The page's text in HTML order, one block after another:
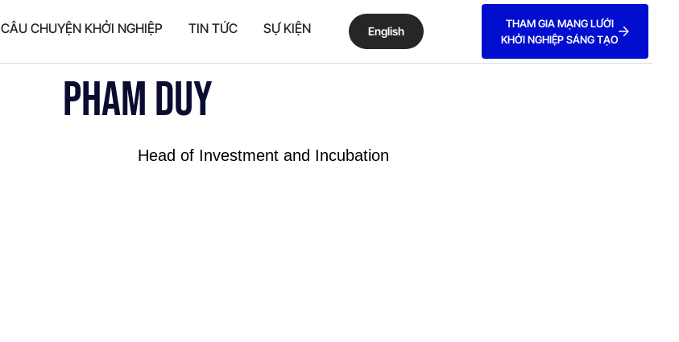
CÂU CHUYỆN KHỞI NGHIỆP TIN TỨC SỰ KIỆN English
THAM GIA MẠNG LƯỚI
KHỞI NGHIỆP SÁNG TẠO
Pham Duy
Head of Investment and Incubation